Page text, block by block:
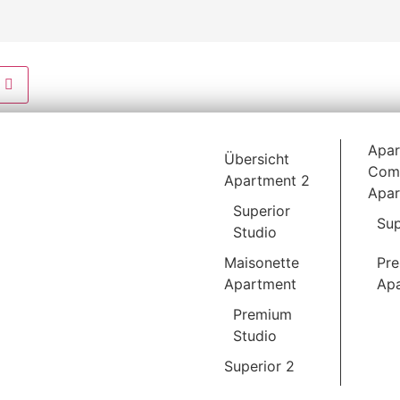
Übersicht
Apartment 2
Superior
Studio
Maisonette
Apartment
Premium
Studio
Superior 2